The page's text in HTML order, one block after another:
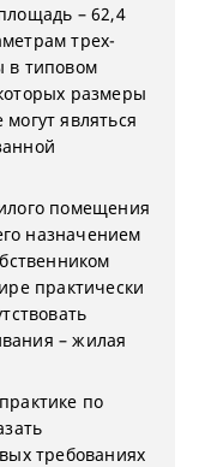
– 62,4
трех-
в типовом
размеры
являться
помещения
назначением
практически
– жилая
по
требованиях